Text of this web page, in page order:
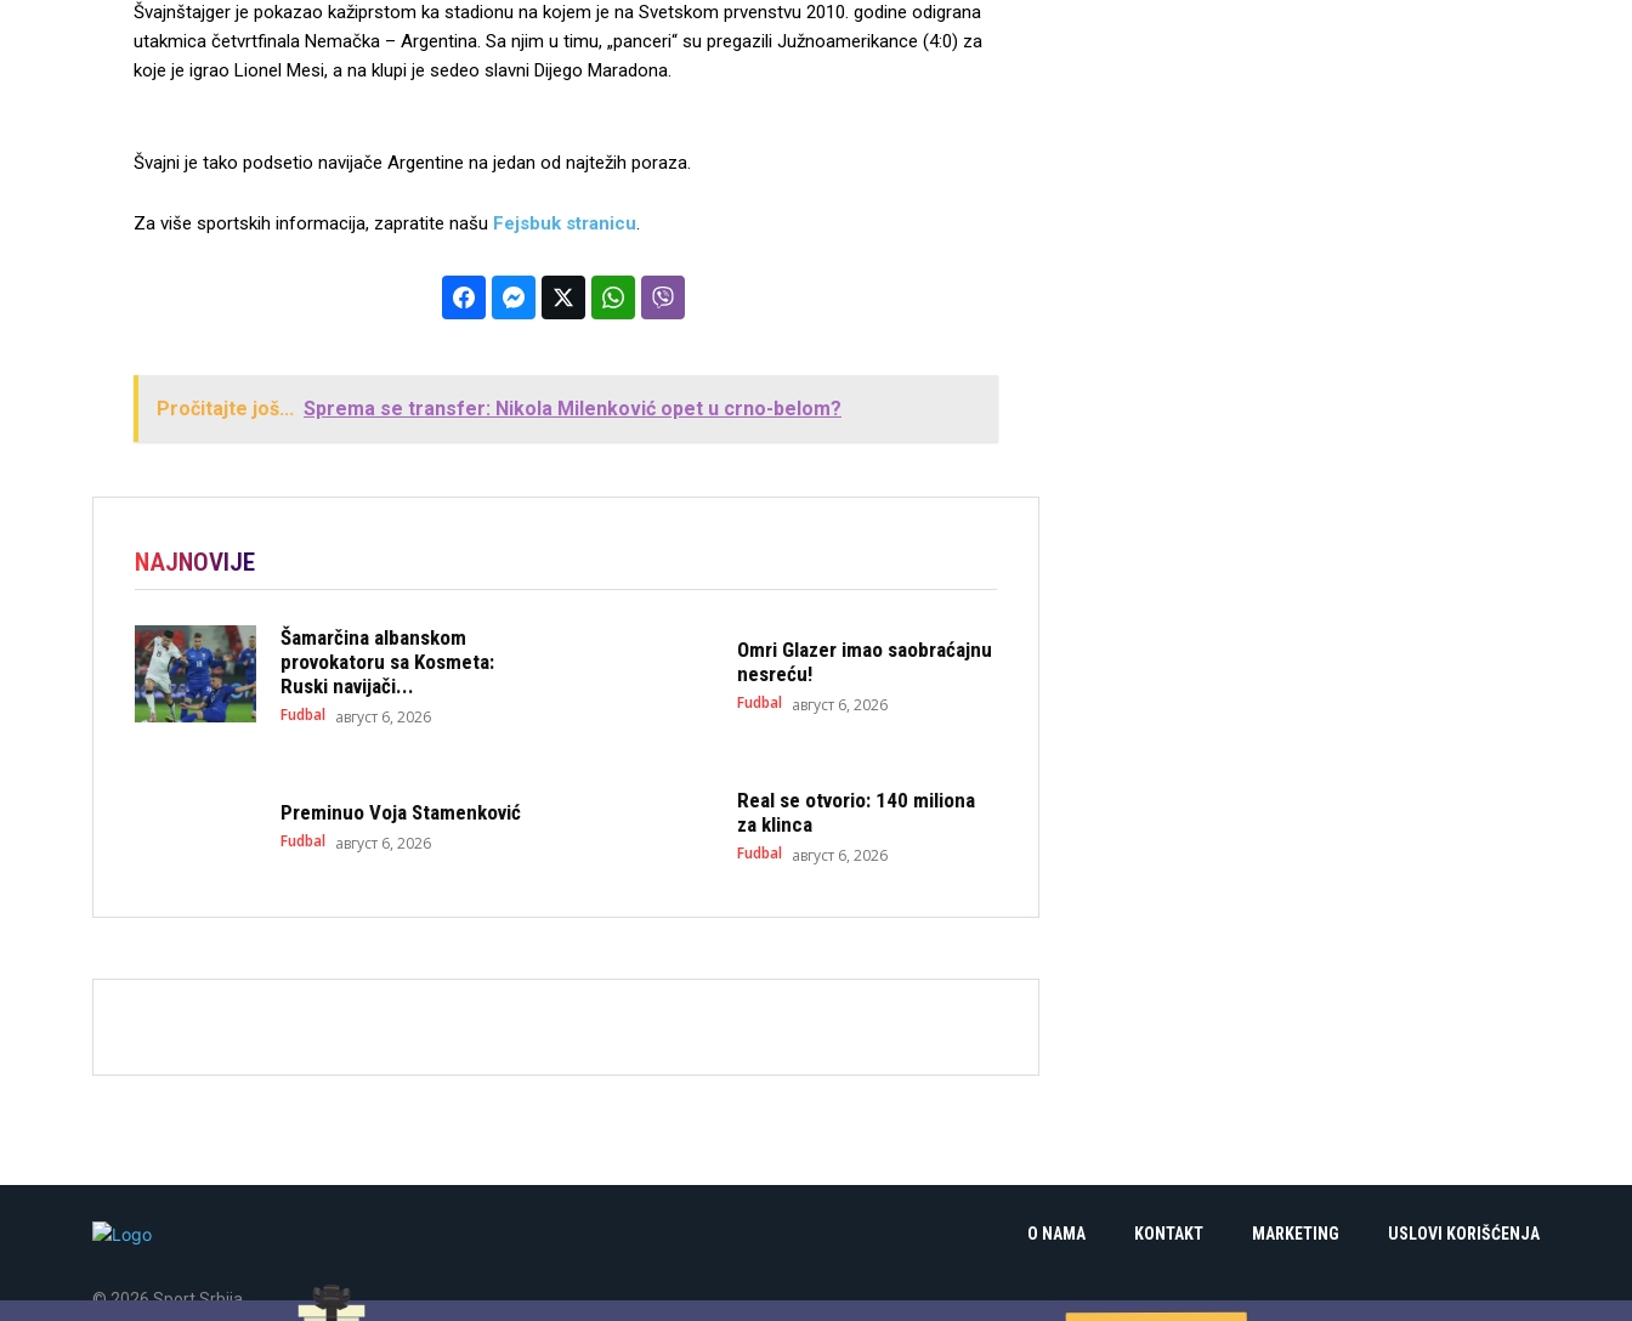
Švajnštajger je pokazao kažiprstom ka stadionu na kojem je na Svetskom prvenstvu 2010. godine odigrana
utakmica četvrtfinala Nemačka – Argentina. Sa njim u timu, „panceri“ su pregazili Južnoamerikance (4:0) za
koje je igrao Lionel Mesi, a na klupi je sedeo slavni Dijego Maradona.
Švajni je tako podsetio navijače Argentine na jedan od najtežih poraza.
Za više sportskih informacija, zapratite našu Fejsbuk stranicu.
Pročitajte još... Sprema se transfer: Nikola Milenković opet u crno-belom?
NAJNOVIJE
Šamarčina albanskom
provokatoru sa Kosmeta:
Ruski navijači...
Fudbal август 6, 2026
Omri Glazer imao saobraćajnu
nesreću!
Fudbal август 6, 2026
Preminuo Voja Stamenković
Fudbal август 6, 2026
Real se otvorio: 140 miliona
za klinca
Fudbal август 6, 2026
O NAMA KONTAKT MARKETING USLOVI KORIŠĆENJA
© 2026 Sport Srbija